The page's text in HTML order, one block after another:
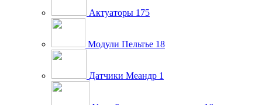
Актуаторы 175
Модули Пельтье 18
Датчики Меандр 1